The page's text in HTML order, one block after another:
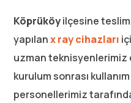
Köprüköyilçesine
yapılanx ray cihazları
uzman teknisyenlerimiz
kurulum sonrası
personellerimiz